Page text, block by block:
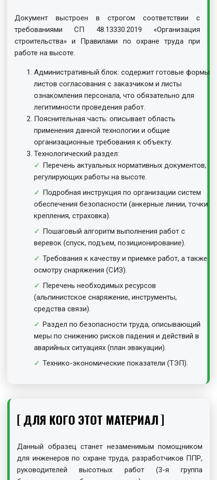
Документ выстроен в строгом соответствии с
требованиями СП 48.13330.2019 «Организация
строительства» и Правилами по охране труда при
работе на высоте.
Административный блок: содержит готовые формы
листов согласования с заказчиком и листы
ознакомления персонала, что обязательно для
легитимности проведения работ.
Пояснительная часть: описывает область
применения данной технологии и общие
организационные требования к объекту.
Технологический раздел:
Перечень актуальных нормативных документов,
регулирующих работы на высоте.
Подробная инструкция по организации систем
обеспечения безопасности (анкерные линии, точки
крепления, страховка).
Пошаговый алгоритм выполнения работ с
веревок (спуск, подъем, позиционирование).
Требования к качеству и приемке работ, а также
осмотру снаряжения (СИЗ).
Перечень необходимых ресурсов
(альпинистское снаряжение, инструменты,
средства связи).
Раздел по безопасности труда, описывающий
меры по снижению рисков падения и действий в
аварийных ситуациях (план эвакуации).
Технико-экономические показатели (ТЭП).
ДЛЯ КОГО ЭТОТ МАТЕРИАЛ
Данный образец станет незаменимым помощником
для инженеров по охране труда, разработчиков ППР,
руководителей высотных работ (3-я группа